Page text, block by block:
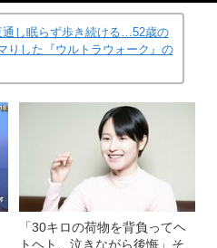
通し眠らず歩き続ける…52歳の
りした『ウルトラウォーク』の
「30キロの荷物を背負ってヘ